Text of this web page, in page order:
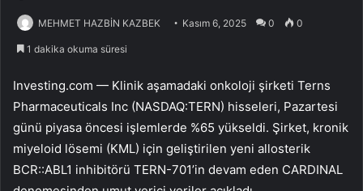
MEHMET HAZBİN KAZBEK Kasım 6, 2025 0 0
1 dakika okuma süresi
Investing.com — Klinik aşamadaki onkoloji şirketi Terns
Pharmaceuticals Inc (NASDAQ:TERN) hisseleri, Pazartesi
günü piyasa öncesi işlemlerde %65 yükseldi. Şirket, kronik
miyeloid lösemi (KML) için geliştirilen yeni allosterik
BCR::ABL1 inhibitörü TERN-701’in devam eden CARDINAL